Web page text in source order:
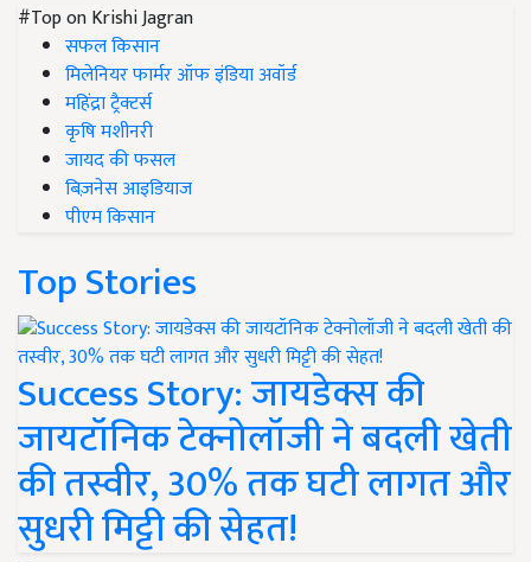
#Top on Krishi Jagran
सफल किसान
मिलेनियर फार्मर ऑफ इंडिया अवॉर्ड
महिंद्रा ट्रैक्टर्स
कृषि मशीनरी
जायद की फसल
बिज़नेस आइडियाज
पीएम किसान
Top Stories
Success Story: जायडेक्स की
जायटॉनिक टेक्नोलॉजी ने बदली खेती
की तस्वीर, 30% तक घटी लागत और
सुधरी मिट्टी की सेहत!